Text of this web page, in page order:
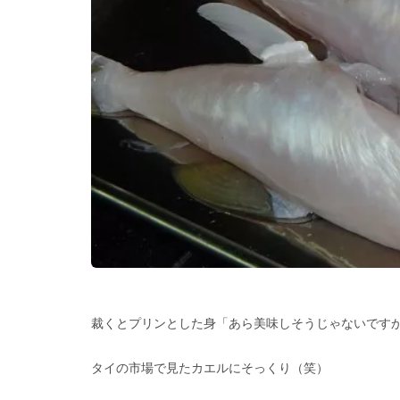
裁くとプリンとした身「あら美味しそうじゃないです
タイの市場で見たカエルにそっくり（笑）